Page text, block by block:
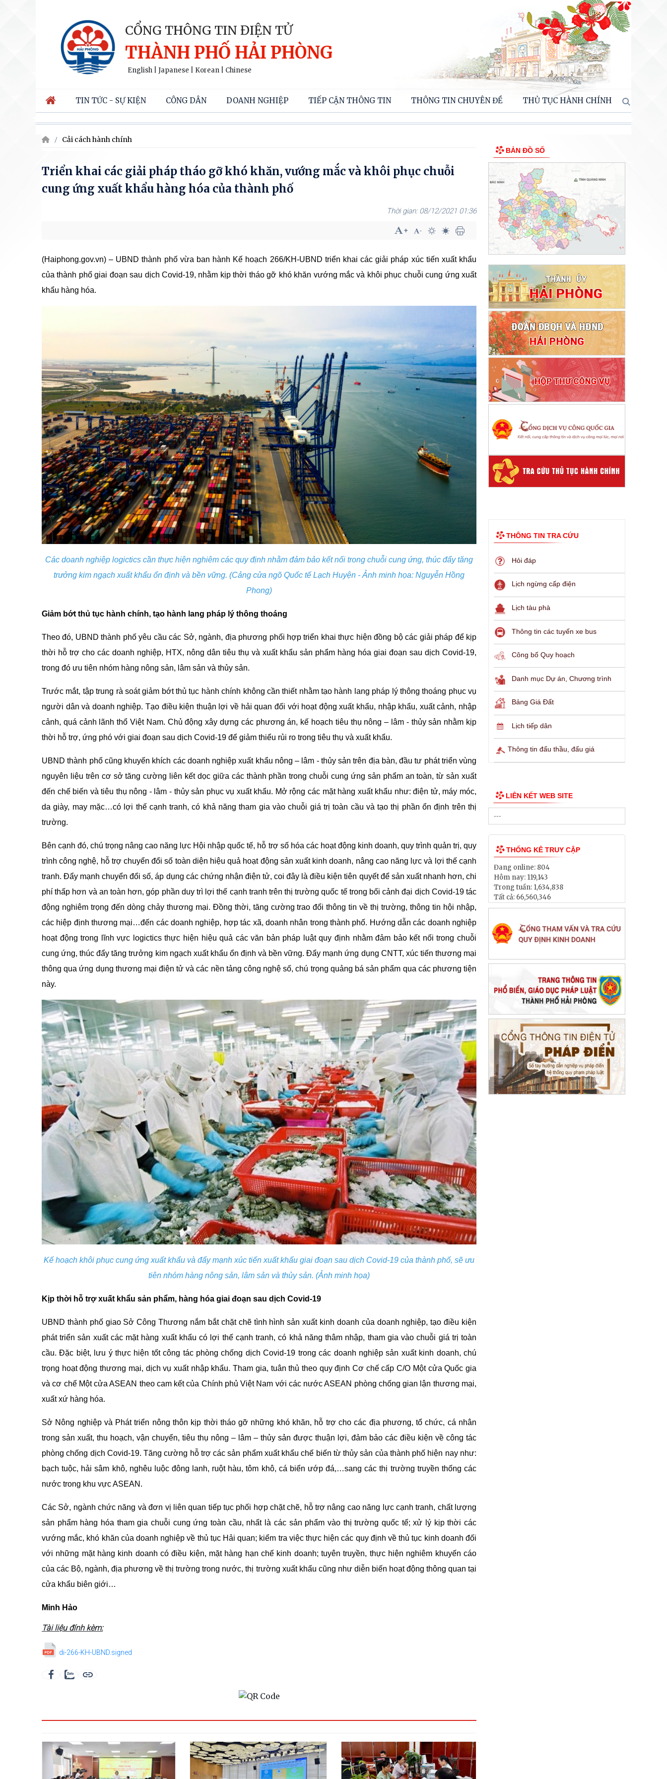
CỔNG THÔNG TIN ĐIỆN TỬ
THÀNH PHỐ HẢI PHÒNG
English Japanese Korean Chinese
TIN TỨC - SỰ KIỆN CÔNG DÂN DOANH NGHIỆP TIẾP CẬN THÔNG TIN THÔNG TIN CHUYÊN ĐỀ THỦ TỤC HÀNH CHÍNH
Cải cách hành chính
Triển khai các giải pháp tháo gỡ khó khăn, vướng mắc và khôi phục chuỗi
cung ứng xuất khẩu hàng hóa của thành phố
08/12/2021 01:36
(Haiphong.gov.vn) – UBND thành phố vừa ban hành Kế hoạch 266/KH-UBND triển khai các giải pháp xúc tiến xuất khẩu
của thành phố giai đoạn sau dịch Covid-19, nhằm kịp thời tháo gỡ khó khăn vướng mắc và khôi phục chuỗi cung ứng xuất
khẩu hàng hóa.
Các doanh nghiệp logictics cần thực hiện nghiêm các quy định nhằm đảm bảo kết nối trong chuỗi cung ứng, thúc đẩy tăng
trưởng kim ngạch xuất khẩu ổn định và bền vững. (Cảng cửa ngõ Quốc tế Lạch Huyện - Ảnh minh họa: Nguyễn Hồng
Phong)
Giảm bớt thủ tục hành chính, tạo hành lang pháp lý thông thoáng
Theo đó, UBND thành phố yêu cầu các Sở, ngành, địa phương phối hợp triển khai thực hiện đồng bộ các giải pháp để kịp
thời hỗ trợ cho các doanh nghiệp, HTX, nông dân tiêu thụ và xuất khẩu sản phẩm hàng hóa giai đoạn sau dịch Covid-19,
trong đó ưu tiên nhóm hàng nông sản, lâm sản và thủy sản.
Trước mắt, tập trung rà soát giảm bớt thủ tục hành chính không cần thiết nhằm tạo hành lang pháp lý thông thoáng phục vụ
người dân và doanh nghiệp. Tạo điều kiện thuận lợi về hải quan đối với hoạt động xuất khẩu, nhập khẩu, xuất cảnh, nhập
cảnh, quá cảnh lãnh thổ Việt Nam. Chủ động xây dựng các phương án, kế hoạch tiêu thụ nông – lâm - thủy sản nhằm kịp
thời hỗ trợ, ứng phó với giai đoạn sau dịch Covid-19 để giảm thiểu rủi ro trong tiêu thụ và xuất khẩu.
UBND thành phố cũng khuyến khích các doanh nghiệp xuất khẩu nông – lâm - thủy sản trên địa bàn, đầu tư phát triển vùng
nguyên liệu trên cơ sở tăng cường liên kết dọc giữa các thành phần trong chuỗi cung ứng sản phẩm an toàn, từ sản xuất
đến chế biến và tiêu thụ nông - lâm - thủy sản phục vụ xuất khẩu. Mở rộng các mặt hàng xuất khẩu như: điện tử, máy móc,
da giày, may mặc…có lợi thế cạnh tranh, có khả năng tham gia vào chuỗi giá trị toàn cầu và tạo thị phần ổn định trên thị
trường.
Bên cạnh đó, chú trọng nâng cao năng lực Hội nhập quốc tế, hỗ trợ số hóa các hoạt động kinh doanh, quy trình quản trị, quy
trình công nghệ, hỗ trợ chuyển đổi số toàn diện hiệu quả hoạt động sản xuất kinh doanh, nâng cao năng lực và lợi thế cạnh
tranh. Đẩy mạnh chuyển đổi số, áp dụng các chứng nhận điện tử, coi đây là điều kiện tiên quyết để sản xuất nhanh hơn, chi
phí thấp hơn và an toàn hơn, góp phần duy trì lợi thế cạnh tranh trên thị trường quốc tế trong bối cảnh đại dịch Covid-19 tác
động nghiêm trọng đến dòng chảy thương mại. Đồng thời, tăng cường trao đổi thông tin về thị trường, thông tin hội nhập,
các hiệp định thương mại…đến các doanh nghiệp, hợp tác xã, doanh nhân trong thành phố. Hướng dẫn các doanh nghiệp
hoạt động trong lĩnh vực logictics thực hiện hiệu quả các văn bản pháp luật quy định nhằm đảm bảo kết nối trong chuỗi
cung ứng, thúc đẩy tăng trưởng kim ngạch xuất khẩu ổn định và bền vững. Đẩy mạnh ứng dụng CNTT, xúc tiến thương mại
thông qua ứng dụng thương mại điện tử và các nền tảng công nghệ số, chú trọng quảng bá sản phẩm qua các phương tiện
này.
Kế hoạch khôi phục cung ứng xuất khẩu và đẩy mạnh xúc tiến xuất khẩu giai đoạn sau dịch Covid-19 của thành phố, sẽ ưu
tiên nhóm hàng nông sản, lâm sản và thủy sản. (Ảnh minh họa)
Kịp thời hỗ trợ xuất khẩu sản phẩm, hàng hóa giai đoạn sau dịch Covid-19
UBND thành phố giao Sở Công Thương nắm bắt chặt chẽ tình hình sản xuất kinh doanh của doanh nghiệp, tạo điều kiện
phát triển sản xuất các mặt hàng xuất khẩu có lợi thế cạnh tranh, có khả năng thâm nhập, tham gia vào chuỗi giá trị toàn
cầu. Đặc biệt, lưu ý thực hiện tốt công tác phòng chống dịch Covid-19 trong các doanh nghiệp sản xuất kinh doanh, chú
trọng hoạt động thương mại, dịch vụ xuất nhập khẩu. Tham gia, tuân thủ theo quy định Cơ chế cấp C/O Một cửa Quốc gia
và cơ chế Một cửa ASEAN theo cam kết của Chính phủ Việt Nam với các nước ASEAN phòng chống gian lận thương mại,
xuất xứ hàng hóa.
Sở Nông nghiệp và Phát triển nông thôn kịp thời tháo gỡ những khó khăn, hỗ trợ cho các địa phương, tổ chức, cá nhân
trong sản xuất, thu hoạch, vận chuyển, tiêu thụ nông – lâm – thủy sản được thuận lợi, đảm bảo các điều kiện về công tác
phòng chống dịch Covid-19. Tăng cường hỗ trợ các sản phẩm xuất khẩu chế biến từ thủy sản của thành phố hiện nay như:
bạch tuộc, hải sâm khô, nghêu luộc đông lanh, ruột hàu, tôm khô, cá biển ướp đá,…sang các thị trường truyền thống các
nước trong khu vực ASEAN.
Các Sở, ngành chức năng và đơn vị liên quan tiếp tục phối hợp chặt chẽ, hỗ trợ nâng cao năng lực cạnh tranh, chất lượng
sản phẩm hàng hóa tham gia chuỗi cung ứng toàn cầu, nhất là các sản phẩm vào thị trường quốc tế; xử lý kịp thời các
vướng mắc, khó khăn của doanh nghiệp về thủ tục Hải quan; kiểm tra việc thực hiện các quy định về thủ tục kinh doanh đối
với những mặt hàng kinh doanh có điều kiện, mặt hàng hạn chế kinh doanh; tuyên truyền, thực hiện nghiêm khuyến cáo
của các Bộ, ngành, địa phương về thị trường trong nước, thị trường xuất khẩu cũng như diễn biến hoạt động thông quan tại
cửa khẩu biên giới…
Minh Hảo
Tài liệu đính kèm:
di-266-KH-UBND.signed
BẢN ĐỒ SỐ
THÔNG TIN TRA CỨU
Hỏi đáp
Lịch ngừng cấp điện
Lịch tàu phà
Thông tin các tuyến xe bus
Công bố Quy hoạch
Danh mục Dự án, Chương trình
Bảng Giá Đất
Lịch tiếp dân
Thông tin đấu thầu, đấu giá
LIÊN KẾT WEB SITE
THỐNG KÊ TRUY CẬP
Đang online: 804
Hôm nay: 119,143
Trong tuần: 1,634,838
Tất cả: 66,560,346